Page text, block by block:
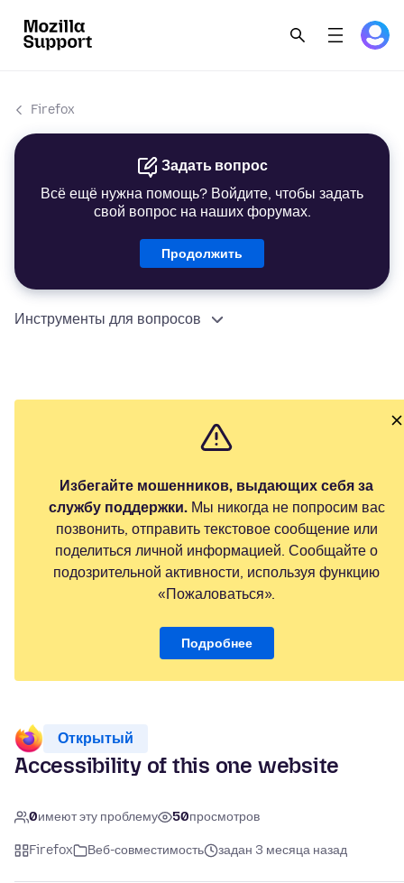
Firefox
Задать вопрос
Всё ещё нужна помощь? Войдите, чтобы задать
свой вопрос на наших форумах.
Продолжить
Инструменты для вопросов
Избегайте мошенников, выдающих себя за
службу поддержки.Мы никогда не попросим вас
позвонить, отправить текстовое сообщение или
поделиться личной информацией. Сообщайте о
подозрительной активности, используя функцию
«Пожаловаться».
Подробнее
Открытый
Accessibility of this one website
0имеют эту проблему 50просмотров
Firefox Веб-совместимость задан 3 месяца назад